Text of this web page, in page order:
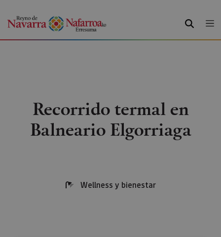
BUSCAR
Recorrido termal en
Balneario Elgorriaga
Wellness y bienestar